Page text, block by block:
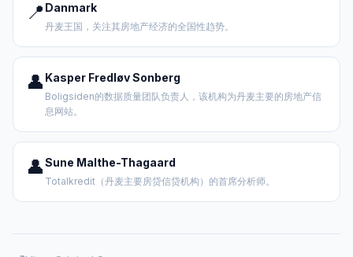
📍 Danmark
丹麦王国，关注其房地产经济的全国性趋势。
👤 Kasper Fredløv Sonberg
Boligsiden的数据质量团队负责人，该机构为丹麦主要的房地产信
息网站。
👤Sune Malthe-Thagaard
Totalkredit（丹麦主要房贷信贷机构）的首席分析师。